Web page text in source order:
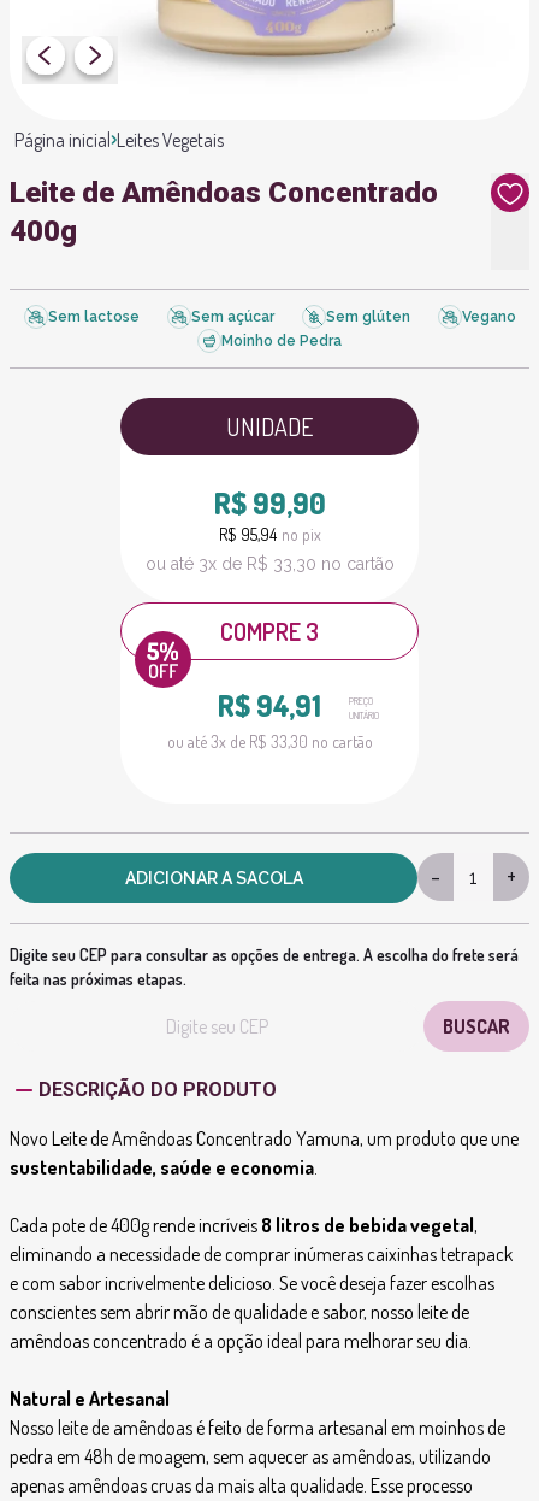
Página inicial Leites Vegetais
Leite de Amêndoas Concentrado
400g
Sem lactose Sem açúcar Sem glúten
Vegano
Moinho de Pedra
UNIDADE
R$ 99,90
R$ 95,94 no pix
ou até 3x de R$ 33,30 no cartão
COMPRE 3
R$ 94,91
ou até 3x de R$ 33,30 no cartão
PREÇO
UNITÁRIO
ADICIONAR A SACOLA - +
Digite seu CEP para consultar as opções de entrega. A escolha do frete será
feita nas próximas etapas.
DESCRIÇÃO DO PRODUTO
Novo Leite de Amêndoas Concentrado Yamuna, um produto que une
sustentabilidade, saúde e economia.
Cada pote de 400g rende incríveis 8 litros de bebida vegetal,
eliminando a necessidade de comprar inúmeras caixinhas tetrapack
e com sabor incrivelmente delicioso. Se você deseja fazer escolhas
conscientes sem abrir mão de qualidade e sabor, nosso leite de
amêndoas concentrado é a opção ideal para melhorar seu dia.
Natural e Artesanal
Nosso leite de amêndoas é feito de forma artesanal em moinhos de
pedra em 48h de moagem, sem aquecer as amêndoas, utilizando
apenas amêndoas cruas da mais alta qualidade. Esse processo